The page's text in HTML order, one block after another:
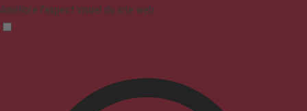
Améliore l'aspect visuel du site web